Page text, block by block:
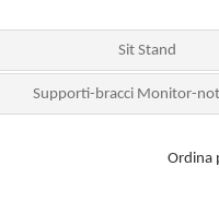
Sit Stand
Supporti-bracci Monitor-
Ordina